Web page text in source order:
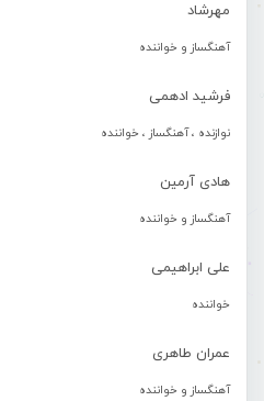
مهرشاد
آهنگساز و خواننده
فرشید ادهمی
نوازنده ، آهنگساز ، خواننده
هادی آرمین
آهنگساز و خواننده
علی ابراهیمی
خواننده
عمران طاهری
آهنگساز و خواننده